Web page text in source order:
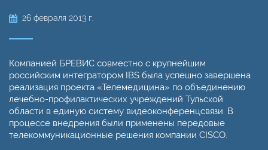
26 февраля 2013 г.
Компанией БРЕВИС совместно с крупнейшим
российским интегратором IBS была успешно завершена
реализация проекта «Телемедицина» по объединению
лечебно-профилактических учреждений Тульской
области в единую систему видеоконференцсвязи. В
процессе внедрения были применены передовые
телекоммуникационные решения компании CISCO.